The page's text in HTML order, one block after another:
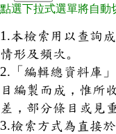
點選下拉式選單將自動
1.本檢索用以查詢
情形及頻次。
2.「編輯總資料庫
目編製而成，惟所
差，部分條目或見
3.檢索方式為直接